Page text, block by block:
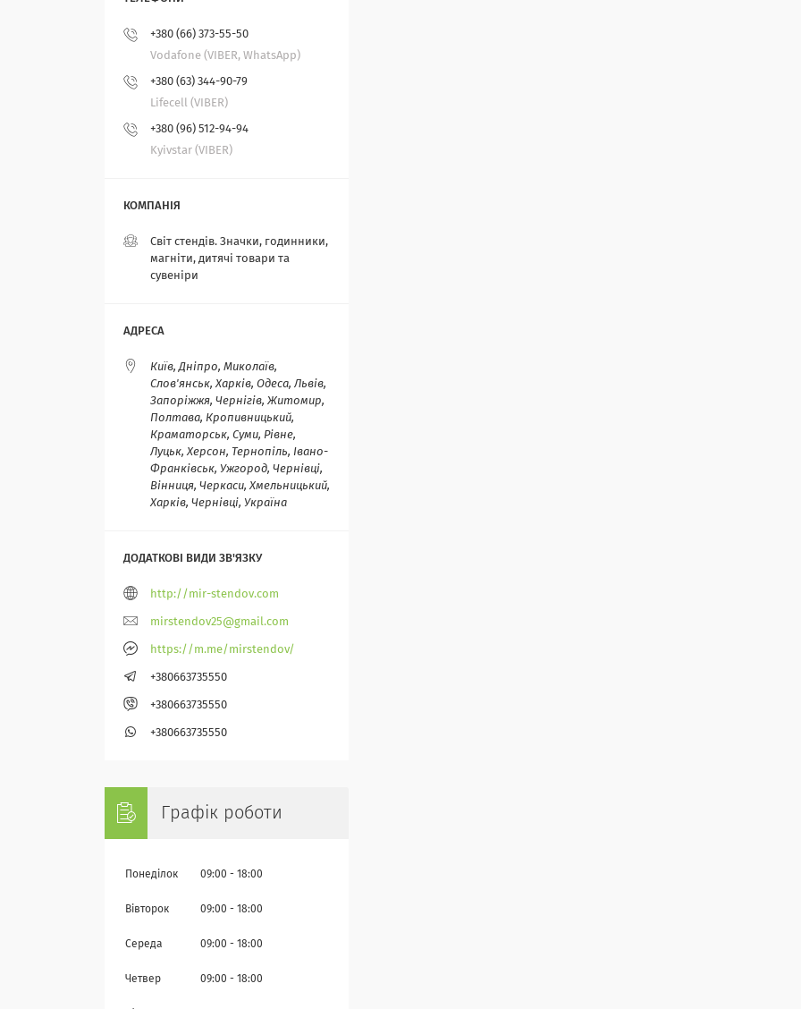
+380 (66) 373-55-50
Vodafone (VIBER, WhatsApp)
+380 (63) 344-90-79
Lifecell (VIBER)
+380 (96) 512-94-94
Kyivstar (VIBER)
Світ стендів. Значки, годинники,
магніти, дитячі товари та
сувеніри
Київ, Дніпро, Миколаїв,
Слов'янськ, Харків, Одеса, Львів,
Запоріжжя, Чернігів, Житомир,
Полтава, Кропивницький,
Краматорськ, Суми, Рівне,
Луцьк, Херсон, Тернопіль, Івано-
Франківськ, Ужгород, Чернівці,
Вінниця, Черкаси, Хмельницький,
Харків, Чернівці, Україна
http://mir-stendov.com
mirstendov25@gmail.com
https://m.me/mirstendov/
+380663735550
+380663735550
+380663735550
Графік роботи
Понеділок 09:00 18:00
Вівторок 09:00 18:00
Середа 09:00 18:00
Четвер 09:00 18:00